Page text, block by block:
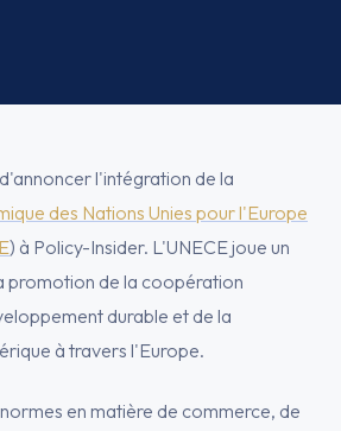
l'intégration de la
des Nations Unies pour l'Europe
) à Policy-Insider. L'UNECE joue un
promotion de la coopération
durable et de la
à travers l'Europe.
en matière de commerce, de